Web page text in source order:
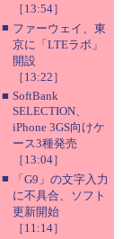
［13:54］
■ ファーウェイ、東
京に「LTEラボ」
開設
［13:22］
■ SoftBank
SELECTION、
iPhone 3GS向けケ
ース3種発売
［13:04］
■
「G9」の文字入力
に不具合、ソフト
更新開始
［11:14］